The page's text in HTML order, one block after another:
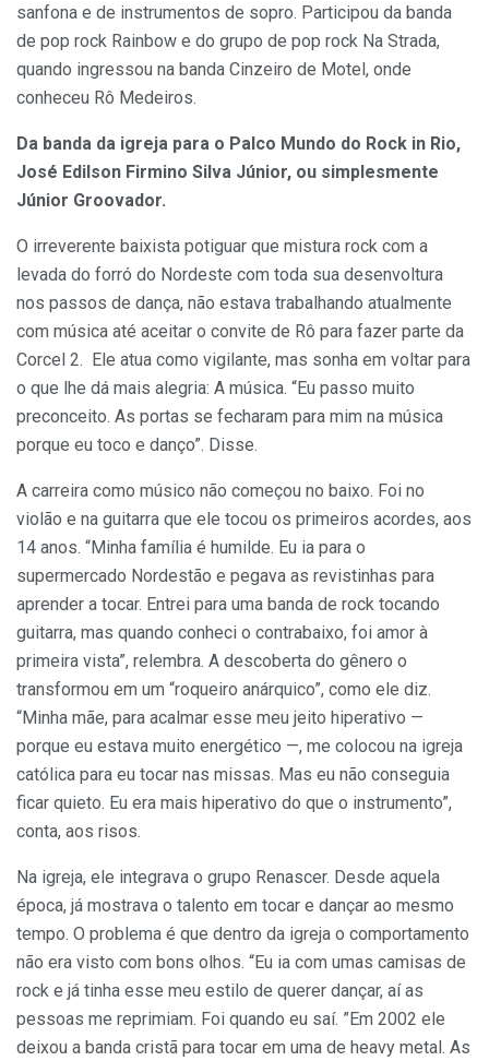
sanfona e de instrumentos de sopro. Participou da banda
de pop rock Rainbow e do grupo de pop rock Na Strada,
quando ingressou na banda Cinzeiro de Motel, onde
conheceu Rô Medeiros.
Da banda da igreja para o Palco Mundo do Rock in Rio,
José Edilson Firmino Silva Júnior, ou simplesmente
Júnior Groovador.
O irreverente baixista potiguar que mistura rock com a
levada do forró do Nordeste com toda sua desenvoltura
nos passos de dança, não estava trabalhando atualmente
com música até aceitar o convite de Rô para fazer parte da
Corcel 2. Ele atua como vigilante, mas sonha em voltar para
o que lhe dá mais alegria: A música. “Eu passo muito
preconceito. As portas se fecharam para mim na música
porque eu toco e danço”. Disse.
A carreira como músico não começou no baixo. Foi no
violão e na guitarra que ele tocou os primeiros acordes, aos
14 anos. “Minha família é humilde. Eu ia para o
supermercado Nordestão e pegava as revistinhas para
aprender a tocar. Entrei para uma banda de rock tocando
guitarra, mas quando conheci o contrabaixo, foi amor à
primeira vista”, relembra. A descoberta do gênero o
transformou em um “roqueiro anárquico”, como ele diz.
“Minha mãe, para acalmar esse meu jeito hiperativo —
porque eu estava muito energético —, me colocou na igreja
católica para eu tocar nas missas. Mas eu não conseguia
ficar quieto. Eu era mais hiperativo do que o instrumento”,
conta, aos risos.
Na igreja, ele integrava o grupo Renascer. Desde aquela
época, já mostrava o talento em tocar e dançar ao mesmo
tempo. O problema é que dentro da igreja o comportamento
não era visto com bons olhos. “Eu ia com umas camisas de
rock e já tinha esse meu estilo de querer dançar, aí as
pessoas me reprimiam. Foi quando eu saí. ”Em 2002 ele
deixou a banda cristã para tocar em uma de heavy metal. As